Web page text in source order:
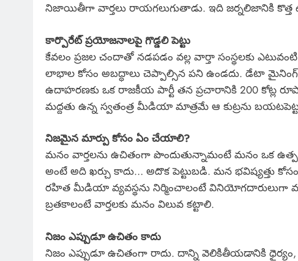
నిజాయితీగా వార్తలు రాయగలుగుతాడు. ఇది జర్నలిజానికి కొత్త
కార్పొరేట్ ప్రయోజనాలపై గొడ్డలి పెట్టు
కేవలం ప్రజల చందాతో నడపడం వల్ల వార్తా సంస్థలకు
లాభాల కోసం అబద్ధాలు చెప్పాల్సిన పని ఉండదు. డేటా
ఉదాహరణకు ఒక రాజకీయ పార్టీ తన ప్రచారానికి 200 కోట్ల
మద్దతు ఉన్న స్వతంత్ర మీడియా మాత్రమే ఆ కుట్రను
నిజమైన మార్పు కోసం ఏం చేయాలి?
మనం వార్తలను ఉచితంగా పొందుతున్నామంటే మనం ఒక
అంటే అది ఖర్చు కాదు… అదొక పెట్టుబడి. మన భవిష్యత్తు
రహిత మీడియా వ్యవస్థను నిర్మించాలంటే వినియోగదారులుగా
బ్రతకాలంటే వార్తలకు మనం విలువ కట్టాలి.
నిజం ఎప్పుడూ ఉచితం కాదు
నిజం ఎప్పుడూ ఉచితంగా రాదు. దాన్ని వెలికితీయడానికి